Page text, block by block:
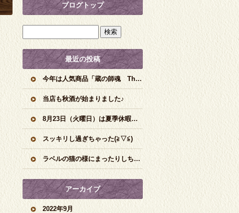
ブログトップ
最近の投稿
今年は人気商品「蔵の師魂 The Orange」の新焼酎です♪
当店も秋酒が始まりました♪
8月23日（火曜日）は夏季休暇頂きますm(__)m
スッキリし過ぎちゃった(≧▽≦)
ラベルの猫の様にまったりしちゃう味わいです♪
アーカイブ
2022年9月